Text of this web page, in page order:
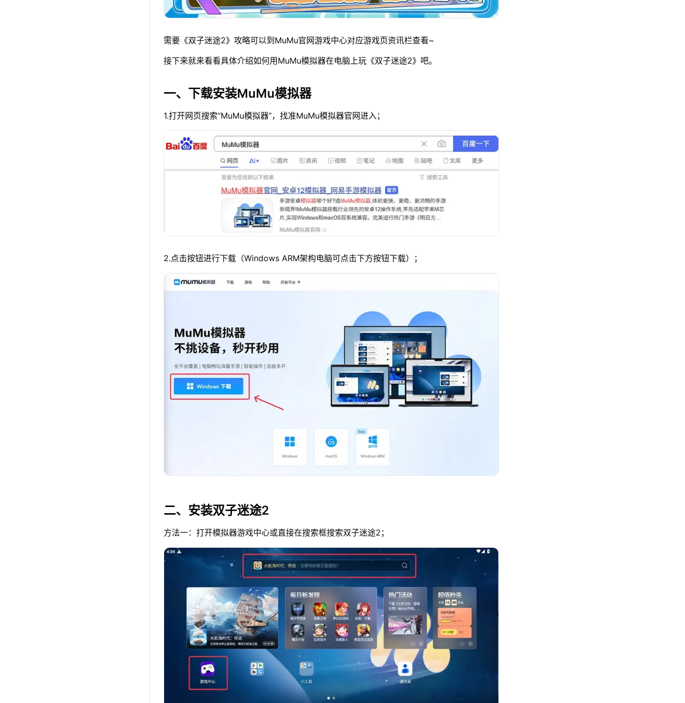
需要《双子迷途2》攻略可以到MuMu官网游戏中心对应游戏页资讯栏查看~
接下来就来看看具体介绍如何用MuMu模拟器在电脑上玩《双子迷途2》吧。
一、下载安装MuMu模拟器
1.打开网页搜索“MuMu模拟器”，找准MuMu模拟器官网进入；
2.点击按钮进行下载（Windows ARM架构电脑可点击下方按钮下载）；
二、安装双子迷途2
方法一：打开模拟器游戏中心或直接在搜索框搜索双子迷途2；